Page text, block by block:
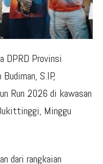
DPRD Provinsi
S.IP,
Run 2026 di kawasan
Minggu
dari rangkaian